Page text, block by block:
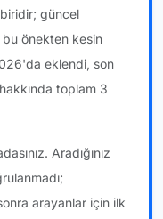
güncel
bu önekten kesin
eklendi, son
toplam 3
Aradığınız
arayanlar için ilk